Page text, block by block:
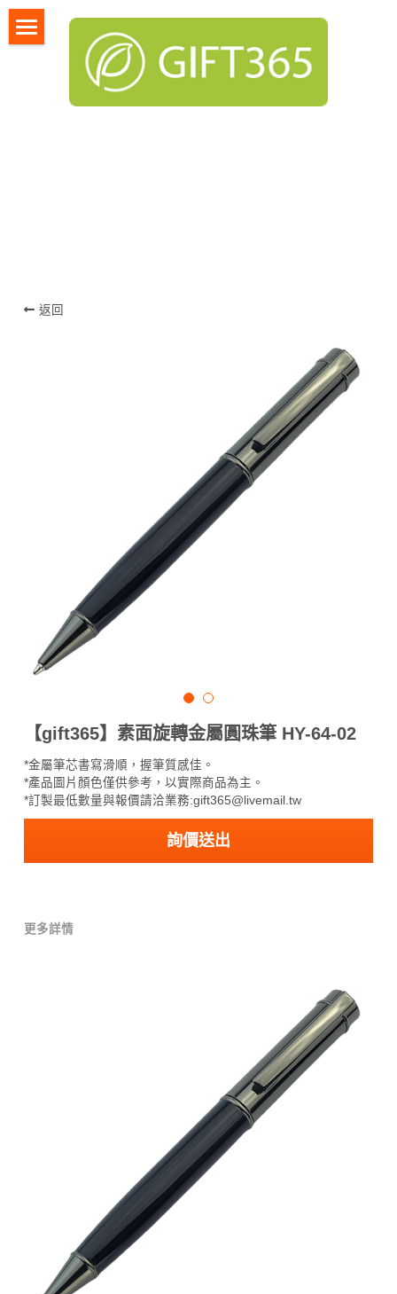
服務項目
採購規劃
返回
【gift365】素面旋轉金屬圓珠筆 HY-64-02
*金屬筆芯書寫滑順，握筆質感佳。
*產品圖片顏色僅供參考，以實際商品為主。
*訂製最低數量與報價請洽業務:gift365@livemail.tw
詢價送出
更多詳情